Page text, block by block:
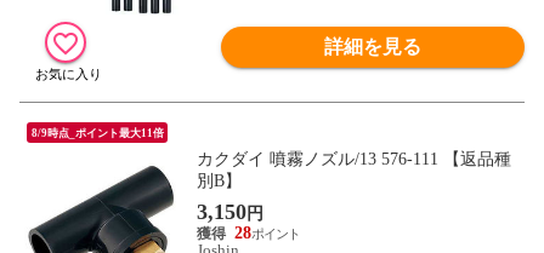
詳細を見る
8/9時点_ポイント最大11倍
カクダイ 噴霧ノズル/13 576-111 【返品種
別B】
3,150円
28